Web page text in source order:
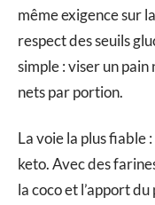
même exigence sur
respect des seuils
simple : viser un pain
nets par portion.
La voie la plus fiable
keto. Avec des
la coco et l’apport